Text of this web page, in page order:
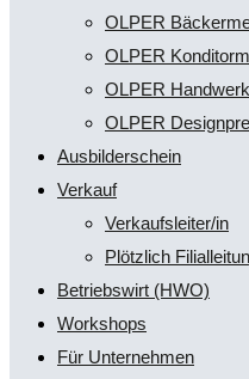
OLPER
OLPER
OLPER
OLPER
Ausbilderschein
Verkauf
Verkaufsleiter/in
Plötzlich
Betriebswirt (HWO)
Workshops
Für Unternehmen